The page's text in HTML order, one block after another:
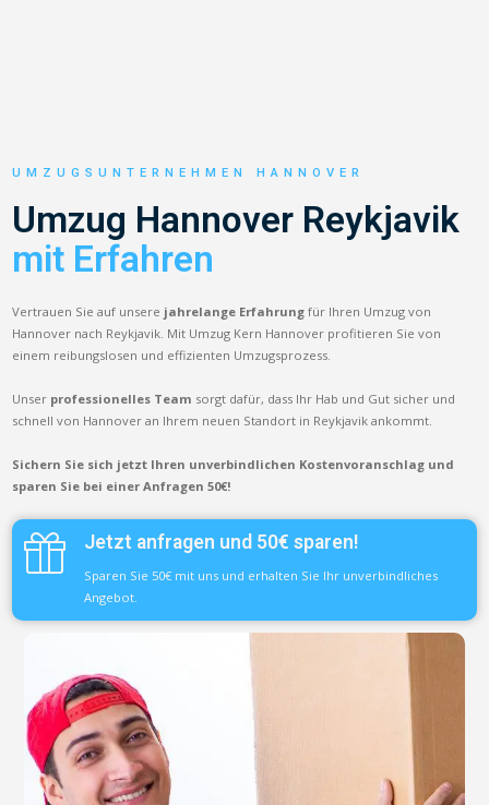
UMZUGSUNTERNEHMEN HANNOVER
Umzug Hannover Reykjavik
mit Erfahren
Vertrauen Sie auf unsere jahrelange Erfahrung für Ihren Umzug von
Hannover nach Reykjavik. Mit Umzug Kern Hannover profitieren Sie von
einem reibungslosen und effizienten Umzugsprozess.
Unser professionelles Team sorgt dafür, dass Ihr Hab und Gut sicher und
schnell von Hannover an Ihrem neuen Standort in Reykjavik ankommt.
Sichern Sie sich jetzt Ihren unverbindlichen Kostenvoranschlag und
sparen Sie bei einer Anfragen 50€!
Jetzt anfragen und 50€ sparen!
Sparen Sie 50€ mit uns und erhalten Sie Ihr unverbindliches
Angebot.